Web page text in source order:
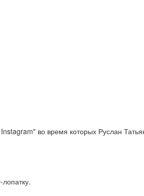
во время которых Руслан